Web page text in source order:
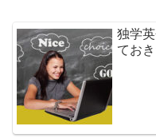
独学
てお